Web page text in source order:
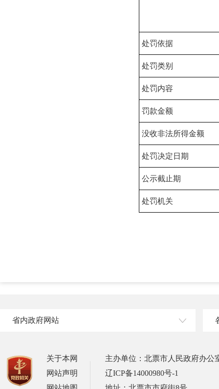
处罚依据
处罚类别
处罚内容
罚款金额
没收非法所得金额
处罚决定日期
公示截止期
处罚机关
省内政府网站
关于本网
网站声明
主办单位：北票市人民政府办公
辽ICP备14000980号-1